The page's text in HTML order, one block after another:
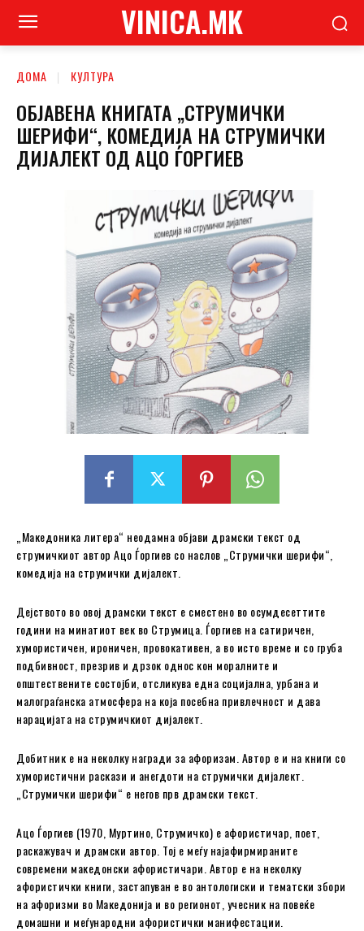
VINICA.MK
ДОМА КУЛТУРА
ОБЈАВЕНА КНИГАТА „СТРУМИЧКИ
ШЕРИФИ“, КОМЕДИЈА НА СТРУМИЧКИ
ДИЈАЛЕКТ ОД АЦО ЃОРГИЕВ
„Македоника литера“ неодамна објави драмски текст од
струмичкиот автор Ацо Ѓоргиев со наслов „Струмички шерифи“,
комедија на струмички дијалект.
Дејството во овој драмски текст е сместено во осумдесеттите
години на минатиот век во Струмица. Ѓоргиев на сатиричен,
хумористичен, ироничен, провокативен, а во исто време и со груба
подбивност, презрив и дрзок однос кон моралните и
општествените состојби, отсликува една социјална, урбана и
малограѓанска атмосфера на која посебна привлечност и дава
нарацијата на струмичкиот дијалект.
Добитник е на неколку награди за афоризам. Автор е и на книги со
хумористични раскази и анегдоти на струмички дијалект.
„Струмички шерифи“ е негов прв драмски текст.
Ацо Ѓоргиев (1970, Муртино, Струмичко) е афористичар, поет,
раскажувач и драмски автор. Тој е меѓу најафирмираните
современи македонски афористичари. Автор е на неколку
афористички книги, застапуван е во антологиски и тематски збори
на афоризми во Македонија и во регионот, учесник на повеќе
домашни и меѓународни афористички манифестации.